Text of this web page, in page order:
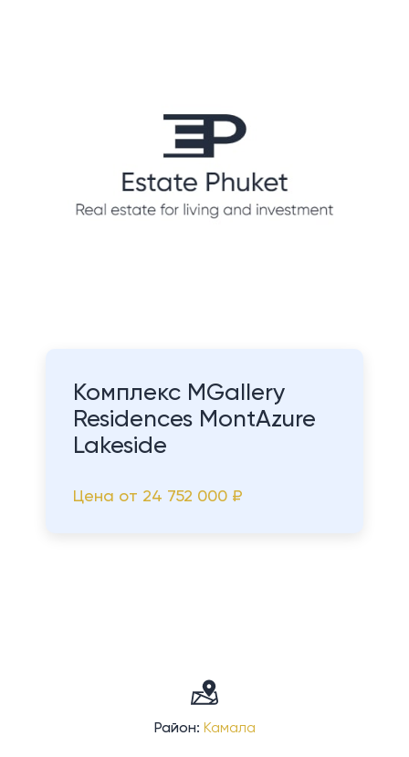
Комплекс MGallery
Residences MontAzure
Lakeside
Цена от 24 752 000 ₽
Район: Камала